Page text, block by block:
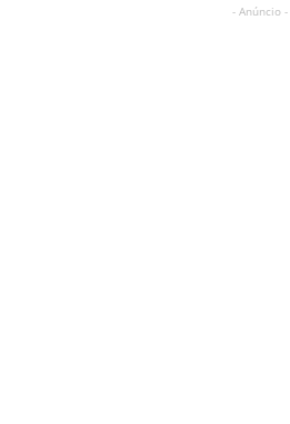
- Anúncio -